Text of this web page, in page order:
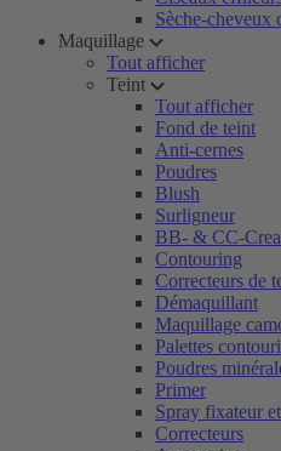
Sèche-cheveux
Maquillage
Tout afficher
Teint
Tout afficher
Fond de teint
Anti-cernes
Poudres
Blush
Surligneur
BB- & CC-
Contouring
Correcteurs de
Démaquillant
Maquillage
Palettes
Poudres
Primer
Spray fixateur
Correcteurs